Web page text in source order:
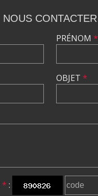
NOUS CONTACTER
PRÉNOM *
OBJET *
* :